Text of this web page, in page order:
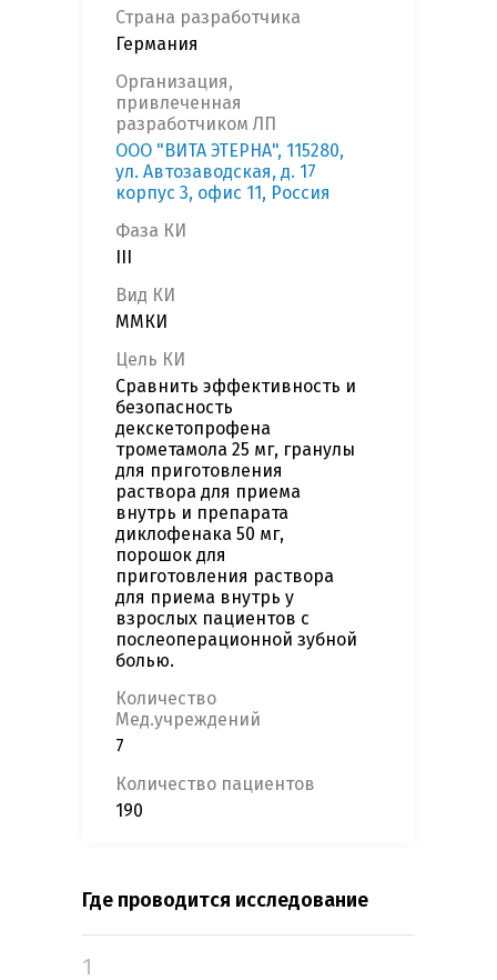
Страна разработчика
Германия
Организация,
привлеченная
разработчиком ЛП
ООО "ВИТА ЭТЕРНА", 115280,
ул. Автозаводская, д. 17
корпус 3, офис 11, Россия
Фаза КИ
Вид КИ
ММКИ
Цель КИ
Сравнить эффективность и
безопасность
декскетопрофена
трометамола 25 мг, гранулы
для приготовления
раствора для приема
внутрь и препарата
диклофенака 50 мг,
порошок для
приготовления раствора
для приема внутрь у
взрослых пациентов с
послеоперационной зубной
болью.
Количество
Мед.учреждений
7
Количество пациентов
190
Где проводится исследование
1